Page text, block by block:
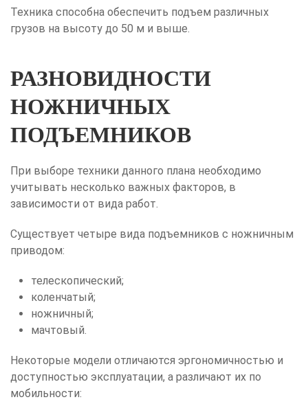
Техника способна обеспечить подъем различных
грузов на высоту до 50 м и выше.
РАЗНОВИДНОСТИ
НОЖНИЧНЫХ
ПОДЪЕМНИКОВ
При выборе техники данного плана необходимо
учитывать несколько важных факторов, в
зависимости от вида работ.
Существует четыре вида подъемников с ножничным
приводом:
телескопический;
коленчатый;
ножничный;
мачтовый.
Некоторые модели отличаются эргономичностью и
доступностью эксплуатации, а различают их по
мобильности: